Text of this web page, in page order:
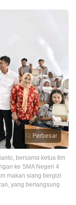
Perbesar
bersama ketua tim
ke SMA Negeri 4
makan siang bergizi
yang berlangsung